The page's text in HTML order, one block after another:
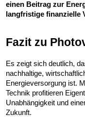
einen Beitrag zur
langfristige finanzielle
Fazit zu
Es zeigt sich deutlich,
nachhaltige,
Energieversorgung ist.
Technik profitieren
Unabhängigkeit und
Zukunft.